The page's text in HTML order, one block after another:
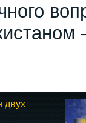
двух